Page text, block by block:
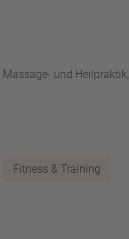
und Heilpraktik,
Fitness & Training